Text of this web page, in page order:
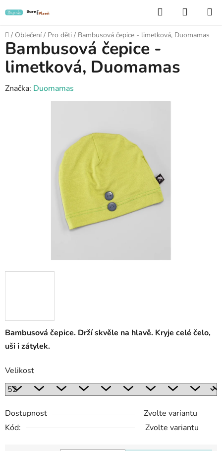
na
obsah
Hledat
KOŠÍK
Domů
/ Oblečení / Pro děti / Bambusová čepice - limetková, Duomamas
Bambusová čepice. Drží skvěle na hlavě. Kryje celé čelo,
uši i zátylek.
Velikost
Dostupnost
Zvolte variantu
Kód:
Zvolte variantu
Bambusová čepice -
limetková, Duomamas
Značka: Duomamas